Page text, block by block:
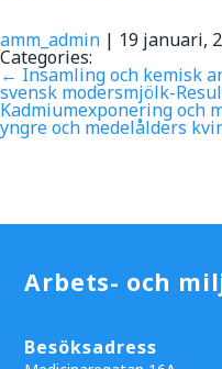
amm_admin | 19 januari,
Categories:
← Insamling och kemisk
svensk modersmjölk-
Kadmiumexponering och
yngre och medelålders
Arbets- och
Besöksadress